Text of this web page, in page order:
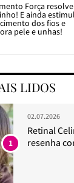
Força resolve
E ainda
dos fios e
pele e unhas!
LIDOS
02.07.2026
Retinal
resenha
1